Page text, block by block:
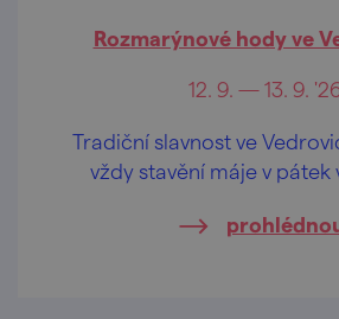
Rozmarýnové hody ve
12. 9. — 13. 9.
Tradiční slavnost ve
vždy stavění máje v pátek